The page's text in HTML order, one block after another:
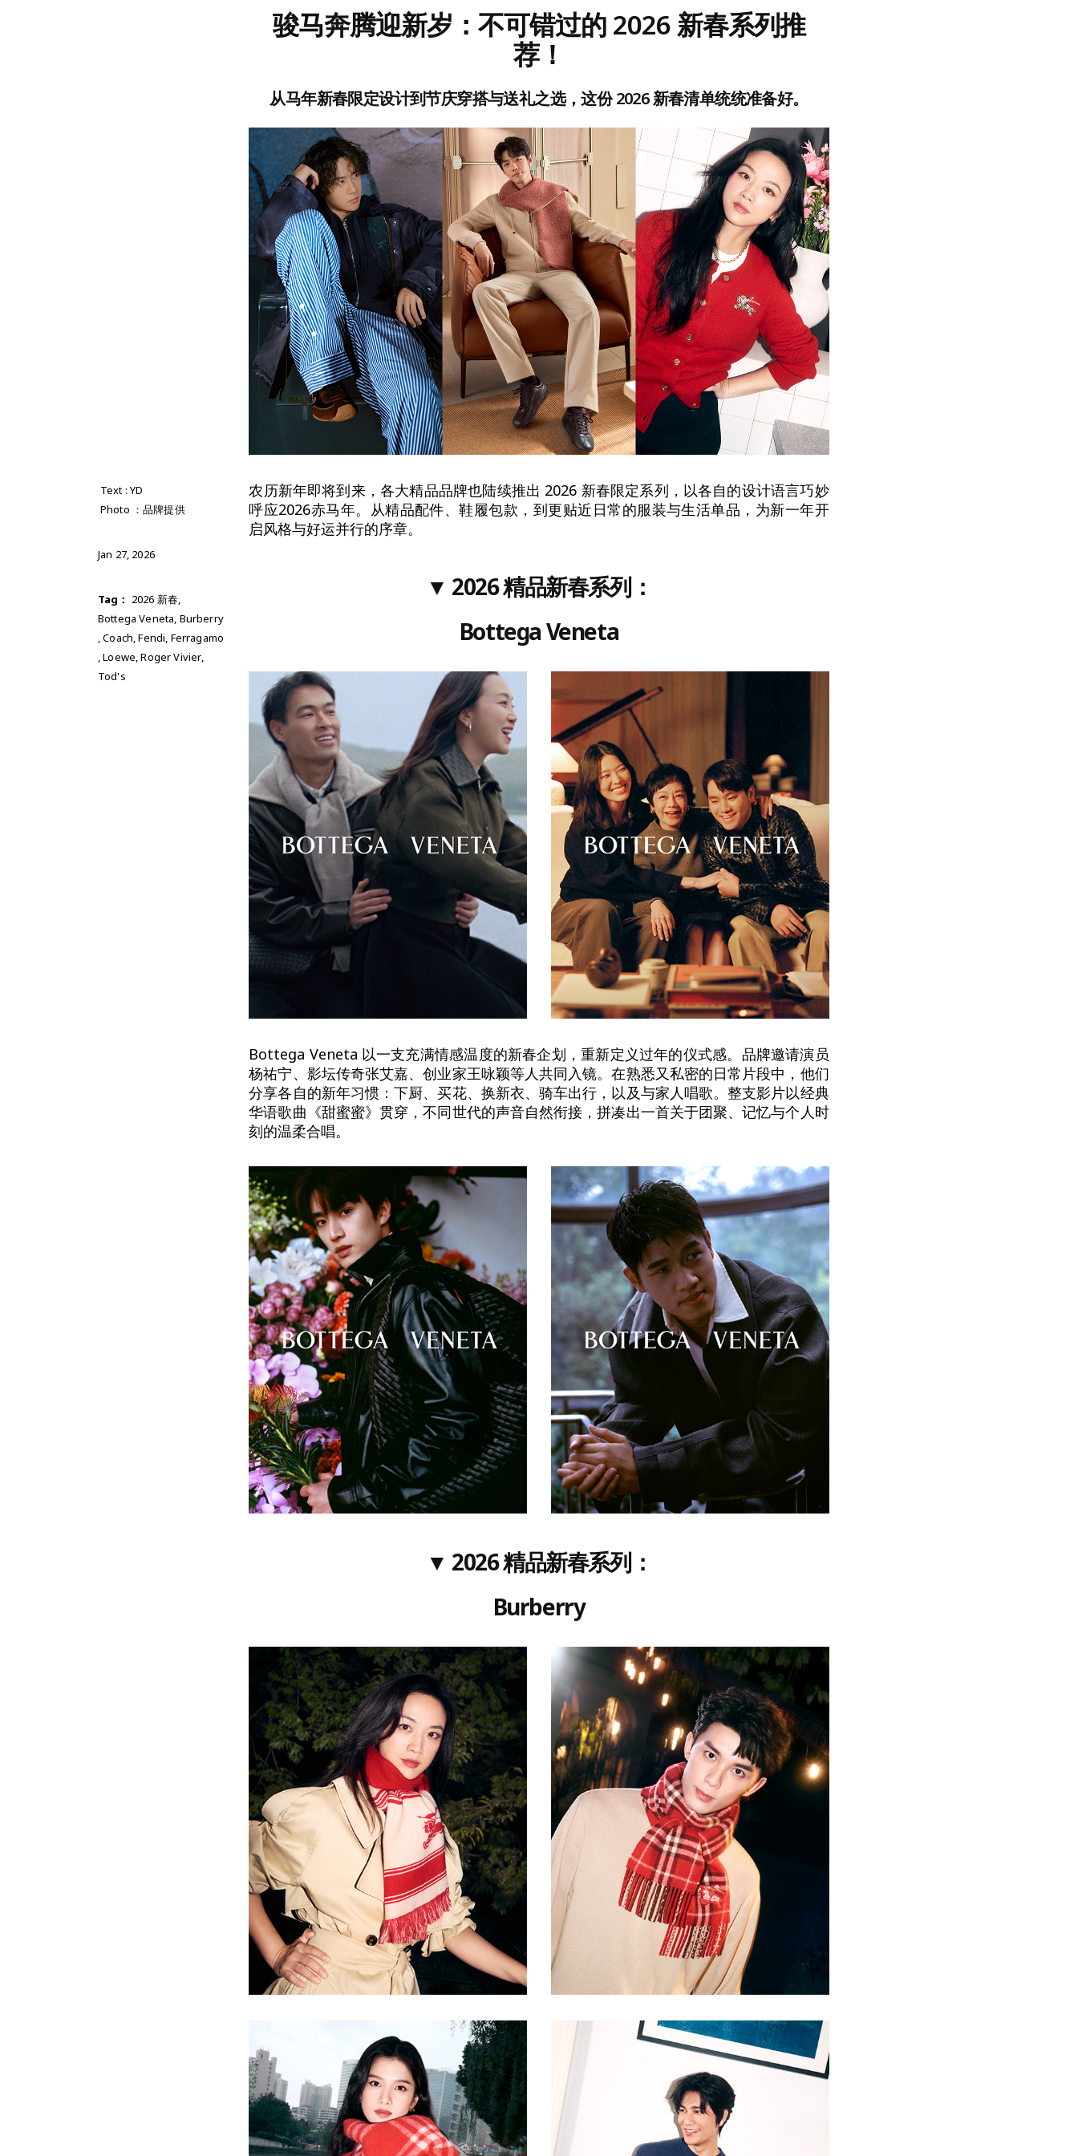
骏马奔腾迎新岁：不可错过的 2026 新春系列推
荐！
从马年新春限定设计到节庆穿搭与送礼之选，这份 2026 新春清单统统准备好。
Text : YD
Photo ：品牌提供
Jan 27, 2026
Tag： 2026 新春,
Bottega Veneta, Burberry
,Coach,Fendi, Ferragamo
,Loewe,Roger Vivier,
Tod's
农历新年即将到来，各大精品品牌也陆续推出 2026 新春限定系列，以各自的设计语言巧妙
呼应2026赤马年。从精品配件、鞋履包款，到更贴近日常的服装与生活单品，为新一年开
启风格与好运并行的序章。
▼ 2026 精品新春系列：
Bottega Veneta
Bottega Veneta 以一支充满情感温度的新春企划，重新定义过年的仪式感。品牌邀请演员
杨祐宁、影坛传奇张艾嘉、创业家王咏颖等人共同入镜。在熟悉又私密的日常片段中，他们
分享各自的新年习惯：下厨、买花、换新衣、骑车出行，以及与家人唱歌。整支影片以经典
华语歌曲《甜蜜蜜》贯穿，不同世代的声音自然衔接，拼凑出一首关于团聚、记忆与个人时
刻的温柔合唱。
▼ 2026 精品新春系列：
Burberry